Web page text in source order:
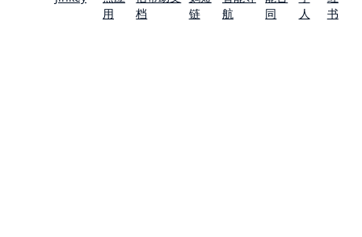
用
档
链
航
同
人
书